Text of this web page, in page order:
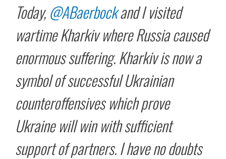
Today, @ABaerbockand I visited
wartime Kharkiv where Russia caused
enormous suffering. Kharkiv is now a
symbol of successful Ukrainian
counteroffensives which prove
Ukraine will win with sufficient
support of partners. I have no doubts